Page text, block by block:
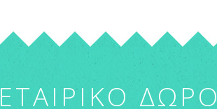
ΕΤΑΙΡΙΚΟ ΔΩΡΟ